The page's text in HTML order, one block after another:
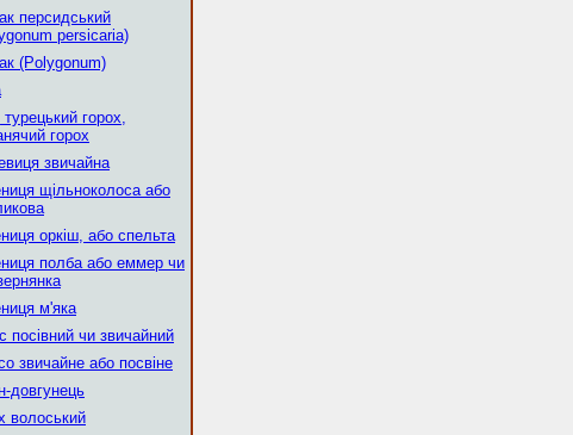
персидський
persicaria)
(Polygonum)
турецький горох,
горох
звичайна
щільноколоса або
оркіш, або спельта
полба або еммер чи
м'яка
посівний чи звичайний
звичайне або посвіне
довгунець
волоський